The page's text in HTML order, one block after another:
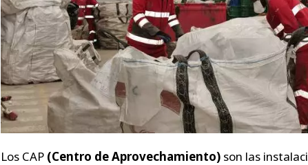
Los CAP (Centro de Aprovechamiento) son las